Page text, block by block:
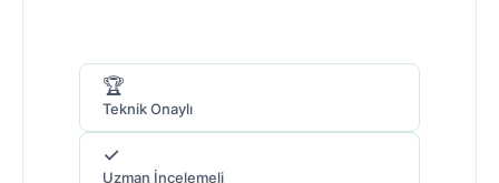
🏆
Teknik Onaylı
✓
Uzman İncelemeli